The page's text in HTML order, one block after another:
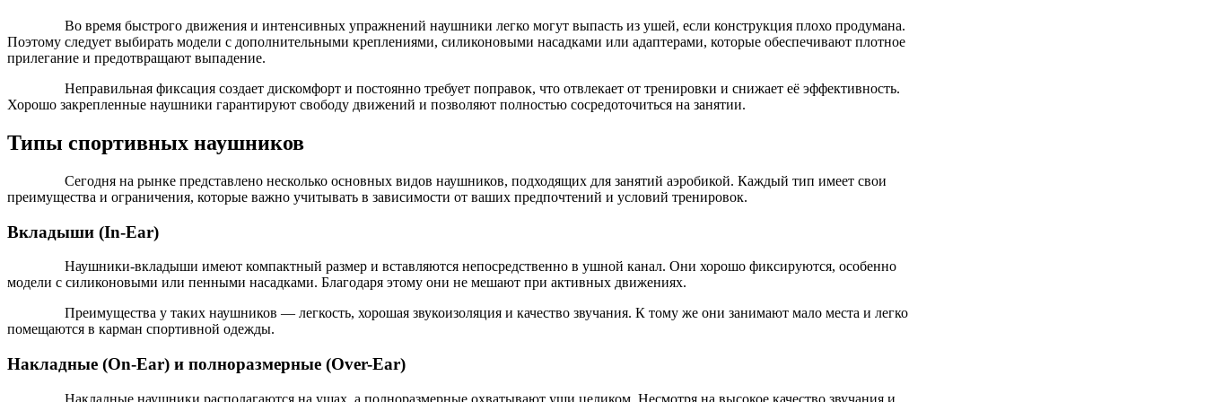
Во время быстрого движения и интенсивных упражнений наушники легко могут выпасть из ушей, если конструкция плохо продумана.
Поэтому следует выбирать модели с дополнительными креплениями, силиконовыми насадками или адаптерами, которые обеспечивают плотное
прилегание и предотвращают выпадение.
Неправильная фиксация создает дискомфорт и постоянно требует поправок, что отвлекает от тренировки и снижает её эффективность.
Хорошо закрепленные наушники гарантируют свободу движений и позволяют полностью сосредоточиться на занятии.
Типы спортивных наушников
Сегодня на рынке представлено несколько основных видов наушников, подходящих для занятий аэробикой. Каждый тип имеет свои
преимущества и ограничения, которые важно учитывать в зависимости от ваших предпочтений и условий тренировок.
Вкладыши (In-Ear)
Наушники-вкладыши имеют компактный размер и вставляются непосредственно в ушной канал. Они хорошо фиксируются, особенно
модели с силиконовыми или пенными насадками. Благодаря этому они не мешают при активных движениях.
Преимущества у таких наушников — легкость, хорошая звукоизоляция и качество звучания. К тому же они занимают мало места и легко
помещаются в карман спортивной одежды.
Накладные (On-Ear) и полноразмерные (Over-Ear)
Накладные наушники располагаются на ушах, а полноразмерные охватывают уши целиком. Несмотря на высокое качество звучания и